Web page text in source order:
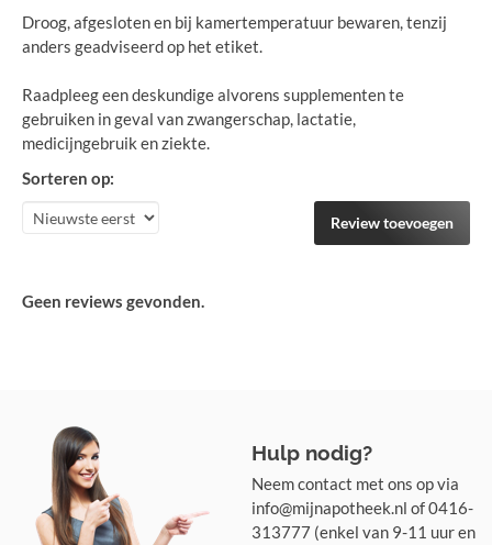
Droog, afgesloten en bij kamertemperatuur bewaren, tenzij
anders geadviseerd op het etiket.
Raadpleeg een deskundige alvorens supplementen te
gebruiken in geval van zwangerschap, lactatie,
medicijngebruik en ziekte.
Sorteren op:
Review toevoegen
Geen reviews gevonden.
Hulp nodig?
Neem contact met ons op via
info@mijnapotheek.nl of 0416-
313777 (enkel van 9-11 uur en